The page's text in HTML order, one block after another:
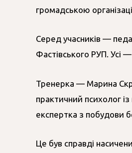
громадською
Серед учасників —
Фастівського РУП. Усі
Тренерка — Марина
практичний психолог
експертка з побудови
Це був справді